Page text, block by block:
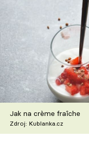
Články
TV Program
Škola vaření
Recepty z TV
Speciál: Cuketa
Jak na crème fraîche
Zdroj: Kublanka.cz